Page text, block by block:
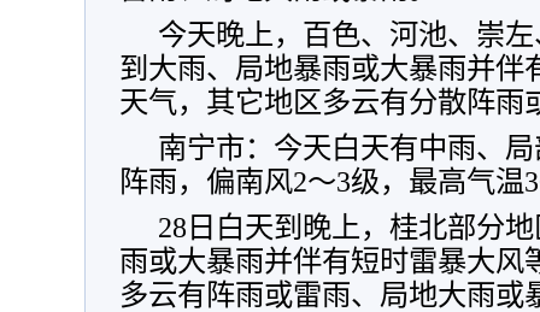
今天晚上，百色、河池、崇
到大雨、局地暴雨或大暴雨并伴
天气，其它地区多云有分散阵雨
南宁市：今天白天有中雨、
阵雨，偏南风2～3级，最高气
28日白天到晚上，桂北部分
雨或大暴雨并伴有短时雷暴大风
多云有阵雨或雷雨、局地大雨或